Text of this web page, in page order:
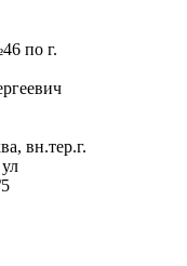
по г.
вн.тер.г.